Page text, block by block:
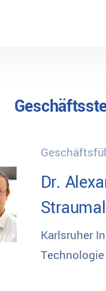
Dr.
Straumal
Karlsruher